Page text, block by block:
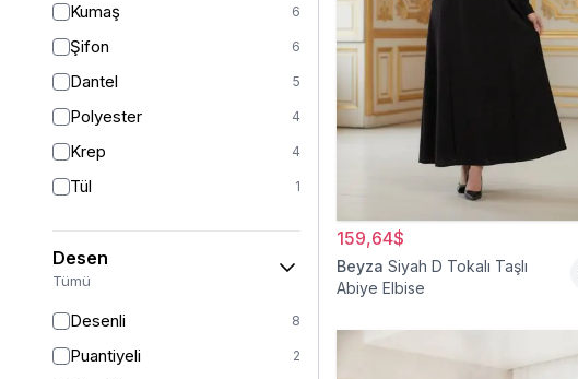
Kumaş 6
Şifon 6
Dantel 5
Polyester 4
Krep 4
Tül 1
Desen
Tümü
Desenli 8
Puantiyeli 2
159,64$
Beyza Siyah D Tokalı Taşlı
Abiye Elbise